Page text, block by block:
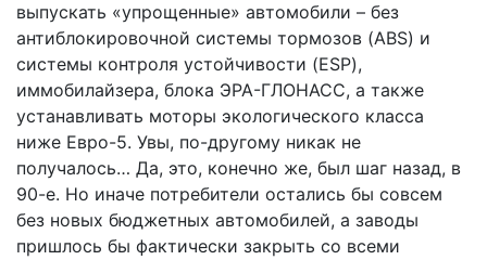
выпускать «упрощенные» автомобили – без
антиблокировочной системы тормозов (ABS) и
системы контроля устойчивости (ESP),
иммобилайзера, блока ЭРА-ГЛОНАСС, а также
устанавливать моторы экологического класса
ниже Евро-5. Увы, по-другому никак не
получалось… Да, это, конечно же, был шаг назад, в
90-е. Но иначе потребители остались бы совсем
без новых бюджетных автомобилей, а заводы
пришлось бы фактически закрыть со всеми